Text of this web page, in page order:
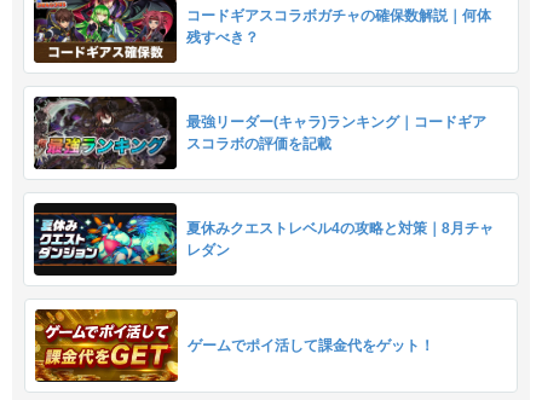
コードギアスコラボガチャの確保数解説｜何体
残すべき？
最強リーダー(キャラ)ランキング｜コードギア
スコラボの評価を記載
夏休みクエストレベル4の攻略と対策｜8月チャ
レダン
ゲームでポイ活して課金代をゲット！